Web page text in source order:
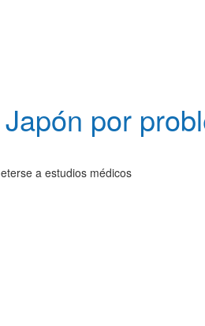
por
a estudios médicos